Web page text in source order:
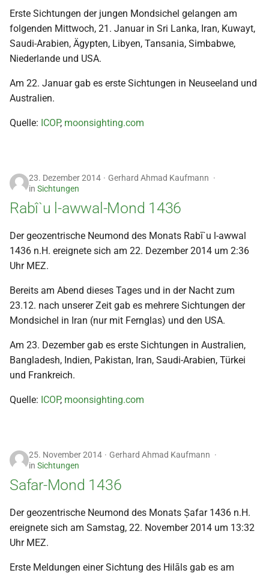
2010
2009
2007
2004
2002
2000
Erste Sichtungen der jungen Mondsichel gelangen am
folgenden Mittwoch, 21. Januar in Sri Lanka, Iran, Kuwayt,
Saudi-Arabien, Ägypten, Libyen, Tansania, Simbabwe,
Niederlande und USA.
Am 22. Januar gab es erste Sichtungen in Neuseeland und
Australien.
Quelle: ICOP, moonsighting.com
23. Dezember 2014
Gerhard Ahmad Kaufmann
in Sichtungen
Rabî`u l-awwal-Mond 1436
Der geozentrische Neumond des Monats Rabī`u l-awwal
1436 n.H. ereignete sich am 22. Dezember 2014 um 2:36
Uhr MEZ.
Bereits am Abend dieses Tages und in der Nacht zum
23.12. nach unserer Zeit gab es mehrere Sichtungen der
Mondsichel in Iran (nur mit Fernglas) und den USA.
Am 23. Dezember gab es erste Sichtungen in Australien,
Bangladesh, Indien, Pakistan, Iran, Saudi-Arabien, Türkei
und Frankreich.
Quelle: ICOP, moonsighting.com
25. November 2014
Gerhard Ahmad Kaufmann
in Sichtungen
Safar-Mond 1436
Der geozentrische Neumond des Monats Ṣafar 1436 n.H.
ereignete sich am Samstag, 22. November 2014 um 13:32
Uhr MEZ.
Erste Meldungen einer Sichtung des Hilāls gab es am